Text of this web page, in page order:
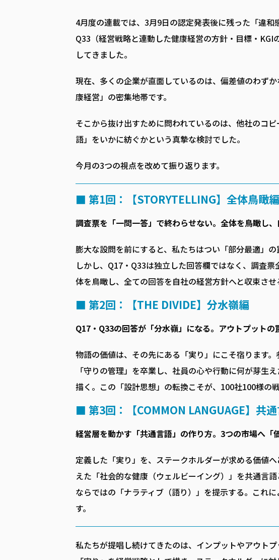
4月度の連載では、3月9日の認定発表後に残った「違
Q33（経営戦略と連動した健康経営の方針・目標・
してきました。
現在、多くの企業が直面しているのは、偏差値のわず
康経営」の密集地帯です。
そこから抜け出すために問われているのは、他社のコ
語」をいかに紡ぐかという真摯な検討でした。
今月の3つの視点を改めて振り返ります。
■ 第1回：【STORYTELLING】全体鳥瞰編
調査票を「一問一答」で終わらせない。全体を鳥瞰し
膨大な設問を前にすると、私たちはつい「部分最適」
しかし、Q17・Q33は独立した回答欄ではなく、調査
体を鳥瞰し、全ての回答を自社の経営方針へと収束さ
■ 第2回：【THE DIVIDE】分水嶺編
Q17・Q33の回答が「分水嶺」になる。アウトプット
物語の価値は、その先にある「実り」にこそ宿ります
「守りの管理」を卒業し、社員の心や行動に何が芽生
描く。この「設計思想」の転換こそが、100社100様の
■ 第3回：【COMMON LANGUAGE】共
経営層を動かす「共通言語」の作り方。3つの市場へ「
定義した「実り」を、ステークホルダーが求める価値
えた「社会的な健康（ウェルビーイング）」を共通言
ならではの「ナラティブ（語り）」を提示する。これ
す。
私たちが提唱し続けてきたのは、インプットやアウト